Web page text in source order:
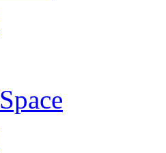
Space